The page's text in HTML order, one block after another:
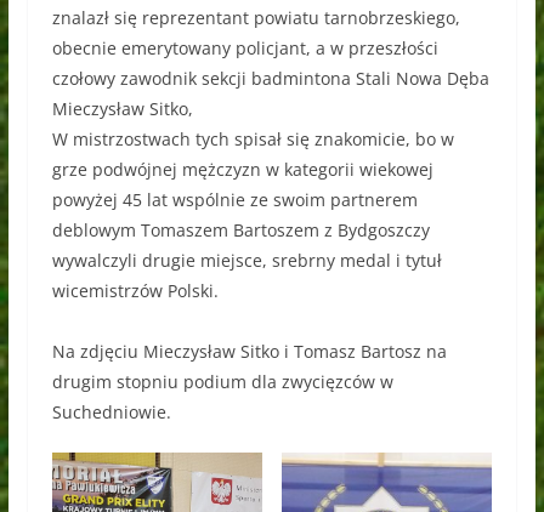
znalazł się reprezentant powiatu tarnobrzeskiego,
obecnie emerytowany policjant, a w przeszłości
czołowy zawodnik sekcji badmintona Stali Nowa Dęba
Mieczysław Sitko,
W mistrzostwach tych spisał się znakomicie, bo w
grze podwójnej mężczyzn w kategorii wiekowej
powyżej 45 lat wspólnie ze swoim partnerem
deblowym Tomaszem Bartoszem z Bydgoszczy
wywalczyli drugie miejsce, srebrny medal i tytuł
wicemistrzów Polski.
Na zdjęciu Mieczysław Sitko i Tomasz Bartosz na
drugim stopniu podium dla zwycięzców w
Suchedniowie.